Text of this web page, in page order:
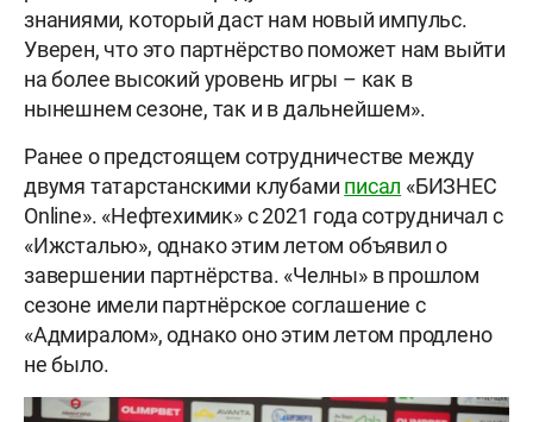
знаниями, который даст нам новый импульс.
Уверен, что это партнёрство поможет нам выйти
на более высокий уровень игры – как в
нынешнем сезоне, так и в дальнейшем».
Ранее о предстоящем сотрудничестве между
двумя татарстанскими клубами писал «БИЗНЕС
Online». «Нефтехимик» с 2021 года сотрудничал с
«Ижсталью», однако этим летом объявил о
завершении партнёрства. «Челны» в прошлом
сезоне имели партнёрское соглашение с
«Адмиралом», однако оно этим летом продлено
не было.